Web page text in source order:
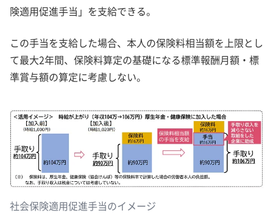
険適用促進手当」を支給できる。
この手当を支給した場合、本人の保険料相当額を上限とし
て最大2年間、保険料算定の基礎になる標準報酬月額・標
準賞与額の算定に考慮しない。
社会保険適用促進手当のイメージ